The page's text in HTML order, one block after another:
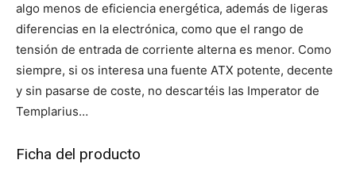
algo menos de eficiencia energética, además de ligeras
diferencias en la electrónica, como que el rango de
tensión de entrada de corriente alterna es menor. Como
siempre, si os interesa una fuente ATX potente, decente
y sin pasarse de coste, no descartéis las Imperator de
Templarius…
Ficha del producto